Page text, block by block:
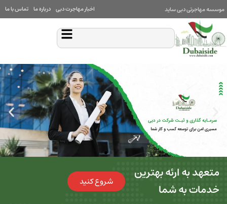
ساید درباره ما تماس با ما
بهترین
شما
شروع کنید